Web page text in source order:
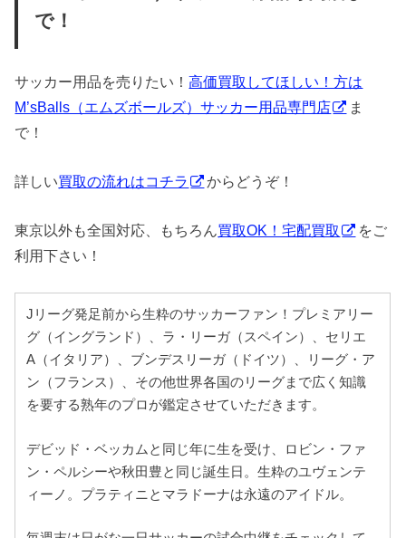
で！
サッカー用品を売りたい！高価買取してほしい！方は
M’sBalls（エムズボールズ）サッカー用品専門店
ま
で！
詳しい買取の流れはコチラ からどうぞ！
東京以外も全国対応、もちろん買取OK！宅配買取
をご
利用下さい！
Jリーグ発足前から生粋のサッカーファン！プレミアリー
グ（イングランド）、ラ・リーガ（スペイン）、セリエ
A（イタリア）、ブンデスリーガ（ドイツ）、リーグ・ア
ン（フランス）、その他世界各国のリーグまで広く知識
を要する熟年のプロが鑑定させていただきます。
デビッド・ベッカムと同じ年に生を受け、ロビン・ファ
ン・ペルシーや秋田豊と同じ誕生日。生粋のユヴェンテ
ィーノ。プラティニとマラドーナは永遠のアイドル。